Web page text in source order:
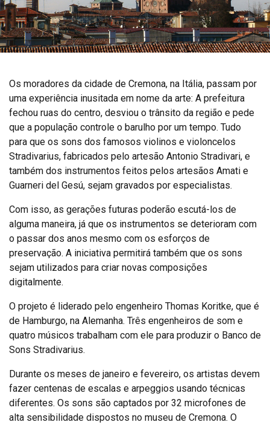
Os moradores da cidade de Cremona, na Itália, passam por
uma experiência inusitada em nome da arte: A prefeitura
fechou ruas do centro, desviou o trânsito da região e pede
que a população controle o barulho por um tempo. Tudo
para que os sons dos famosos violinos e violoncelos
Stradivarius, fabricados pelo artesão Antonio Stradivari, e
também dos instrumentos feitos pelos artesãos Amati e
Guarneri del Gesú, sejam gravados por especialistas.
Com isso, as gerações futuras poderão escutá-los de
alguma maneira, já que os instrumentos se deterioram com
o passar dos anos mesmo com os esforços de
preservação. A iniciativa permitirá também que os sons
sejam utilizados para criar novas composições
digitalmente.
O projeto é liderado pelo engenheiro Thomas Koritke, que é
de Hamburgo, na Alemanha. Três engenheiros de som e
quatro músicos trabalham com ele para produzir o Banco de
Sons Stradivarius.
Durante os meses de janeiro e fevereiro, os artistas devem
fazer centenas de escalas e arpeggios usando técnicas
diferentes. Os sons são captados por 32 microfones de
alta sensibilidade dispostos no museu de Cremona. O